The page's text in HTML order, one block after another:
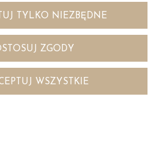
INFORMACJE
DOSTAWA
  
TYLKO NIEZBĘDNE
ZGODY
WSZYSTKIE